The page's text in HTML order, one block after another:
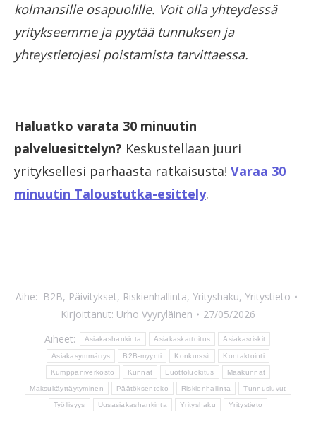
kolmansille osapuolille. Voit olla yhteydessä
yritykseemme ja pyytää tunnuksen ja
yhteystietojesi poistamista tarvittaessa.
Haluatko varata 30 minuutin
palveluesittelyn? Keskustellaan juuri
yrityksellesi parhaasta ratkaisusta! Varaa 30
minuutin Taloustutka-esittely.
Aihe: B2B, Päivitykset, Riskienhallinta, Yrityshaku, Yritystieto
Kirjoittanut: Urho Vyyryläinen
27/05/2026
Aiheet:
Asiakashankinta Asiakaskartoitus Asiakasriskit
Asiakasymmärrys B2B-myynti Konkurssit Kontaktointi
Kumppaniverkosto Kunnat Luottoluokitus Maakunnat
Maksukäyttäytyminen Päätöksenteko Riskienhallinta Tunnusluvut
Työllisyys Uusasiakashankinta Yrityshaku Yritystieto